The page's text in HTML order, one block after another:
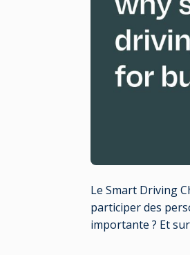
Le Smart Driving
participer des
importante ? Et